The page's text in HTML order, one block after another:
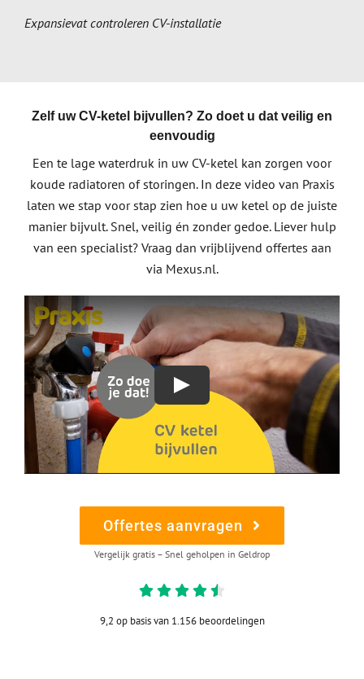
Expansievat controleren CV-installatie
Zelf uw CV-ketel bijvullen? Zo doet u dat veilig en
eenvoudig
Een te lage waterdruk in uw CV-ketel kan zorgen voor
koude radiatoren of storingen. In deze video van Praxis
laten we stap voor stap zien hoe u uw ketel op de juiste
manier bijvult. Snel, veilig én zonder gedoe. Liever hulp
van een specialist? Vraag dan vrijblijvend offertes aan
via Mexus.nl.
Offertes aanvragen
Vergelijk gratis – Snel geholpen in Geldrop
9,2 op basis van 1.156 beoordelingen